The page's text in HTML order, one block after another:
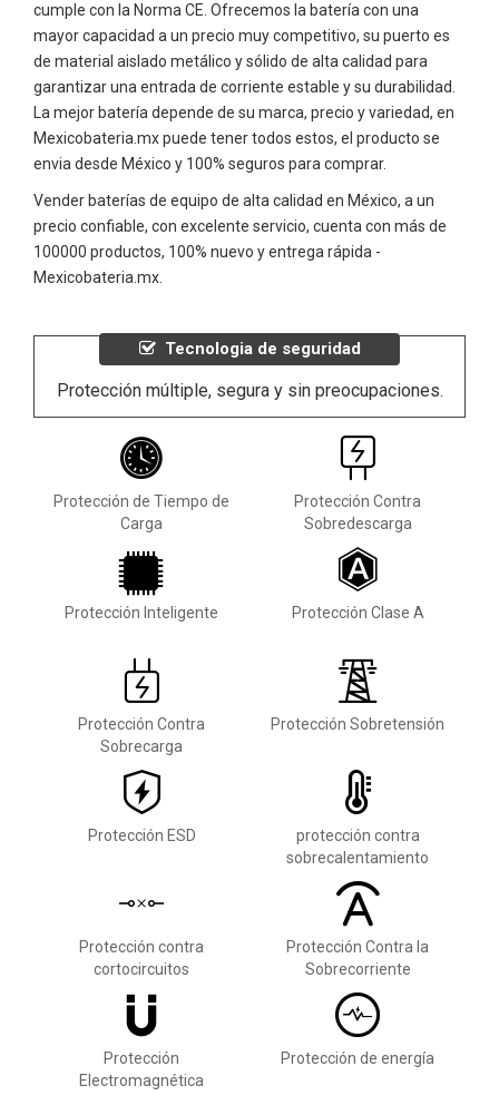
cumple con la Norma CE. Ofrecemos la batería con una
mayor capacidad a un precio muy competitivo, su puerto es
de material aislado metálico y sólido de alta calidad para
garantizar una entrada de corriente estable y su durabilidad.
La mejor batería depende de su marca, precio y variedad, en
Mexicobateria.mx puede tener todos estos, el producto se
envia desde México y 100% seguros para comprar.
Vender baterías de equipo de alta calidad en México, a un
precio confiable, con excelente servicio, cuenta con más de
100000 productos, 100% nuevo y entrega rápida -
Mexicobateria.mx.
Tecnologia de seguridad
Protección múltiple, segura y sin preocupaciones.
Protección de Tiempo de
Carga
Protección Contra
Sobredescarga
Protección Inteligente Protección Clase A
Protección Contra
Sobrecarga
Protección Sobretensión
Protección ESD
protección contra
sobrecalentamiento
Protección contra
cortocircuitos
Protección Contra la
Sobrecorriente
Protección
Electromagnética
Protección de energía